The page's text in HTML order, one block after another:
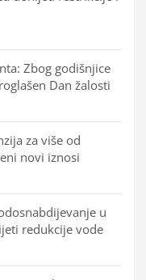
Zbog godišnjice
Dan žalosti
za više od
novi iznosi
u
redukcije vode